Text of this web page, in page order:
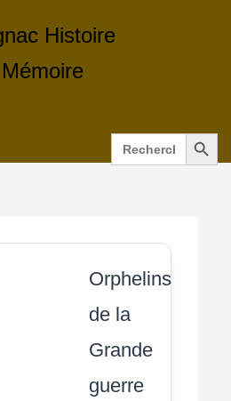
Search
for:
Search Button
Orphelins
de la
Grande
guerre